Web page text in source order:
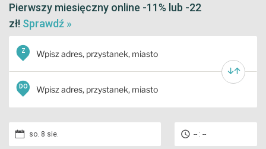
Pierwszy miesięczny online -11% lub -22
zł! Sprawdź »
Z
DO
so. 8 sie. -- : --